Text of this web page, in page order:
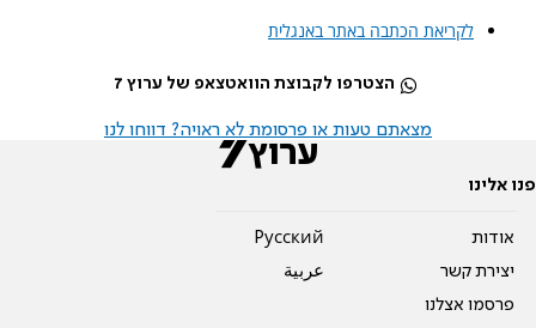
לקריאת הכתבה באתר באנגלית
הצטרפו לקבוצת הוואטצאפ של ערוץ 7
מצאתם טעות או פרסומת לא ראויה? דווחו לנו
פנו אלינו
אודות
יצירת קשר
פרסמו אצלנו
Pусский
عربية